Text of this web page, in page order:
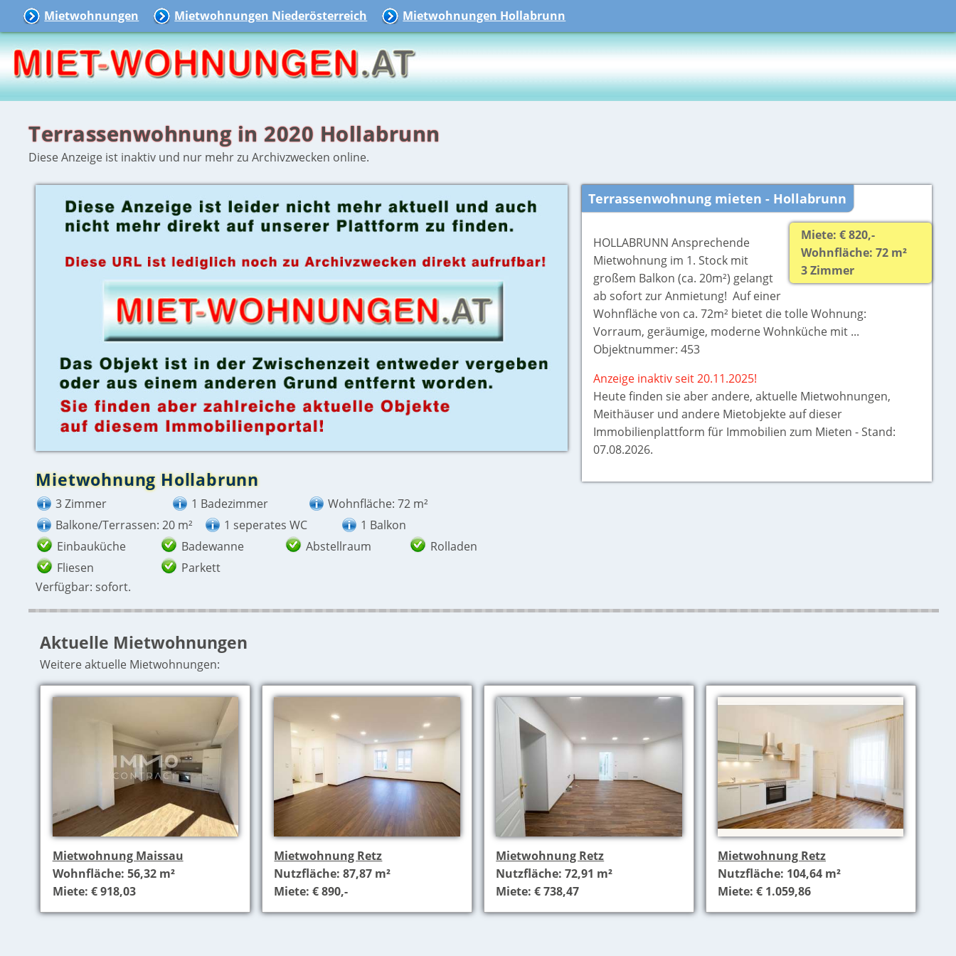
Mietwohnungen Mietwohnungen Niederösterreich Mietwohnungen Hollabrunn
Terrassenwohnung in 2020 Hollabrunn
Diese Anzeige ist inaktiv und nur mehr zu Archivzwecken online.
Mietwohnung Hollabrunn
3 Zimmer 1 Badezimmer
Wohnfläche: 72 m²
Balkone/Terrassen: 20 m²
1 seperates WC
1 Balkon
Einbauküche
Badewanne Abstellraum
Rolladen
Fliesen
Parkett
Verfügbar: sofort.
Terrassenwohnung mieten - Hollabrunn
Miete: € 820,-
Wohnfläche: 72 m²
3 Zimmer
HOLLABRUNN Ansprechende
Mietwohnung im 1. Stock mit
großem Balkon (ca. 20m²) gelangt
ab sofort zur Anmietung! Auf einer
Wohnfläche von ca. 72m² bietet die tolle Wohnung:
Vorraum, geräumige, moderne Wohnküche mit ...
Objektnummer: 453
Anzeige inaktiv seit 20.11.2025!
Heute finden sie aberandere, aktuelle Mietwohnungen,
Meithäuser und andere Mietobjekte auf dieser
Immobilienplattform für Immobilien zum Mieten - Stand:
07.08.2026.
Aktuelle Mietwohnungen
Weitere aktuelle Mietwohnungen:
Mietwohnung Maissau
Wohnfläche: 56,32 m²
Miete: € 918,03
Mietwohnung Retz
Nutzfläche: 87,87 m²
Miete: € 890,-
Mietwohnung Retz
Nutzfläche: 72,91 m²
Miete: € 738,47
Mietwohnung Retz
Nutzfläche: 104,64 m²
Miete: € 1.059,86